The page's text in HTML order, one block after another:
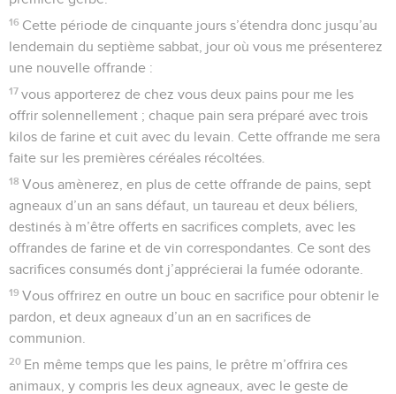
16 Cette période de cinquante jours s’étendra donc jusqu’au
lendemain du septième sabbat, jour où vous me présenterez
une nouvelle offrande :
17 vous apporterez de chez vous deux pains pour me les
offrir solennellement ; chaque pain sera préparé avec trois
kilos de farine et cuit avec du levain. Cette offrande me sera
faite sur les premières céréales récoltées.
18 Vous amènerez, en plus de cette offrande de pains, sept
agneaux d’un an sans défaut, un taureau et deux béliers,
destinés à m’être offerts en sacrifices complets, avec les
offrandes de farine et de vin correspondantes. Ce sont des
sacrifices consumés dont j’apprécierai la fumée odorante.
19 Vous offrirez en outre un bouc en sacrifice pour obtenir le
pardon, et deux agneaux d’un an en sacrifices de
communion.
20 En même temps que les pains, le prêtre m’offrira ces
animaux, y compris les deux agneaux, avec le geste de